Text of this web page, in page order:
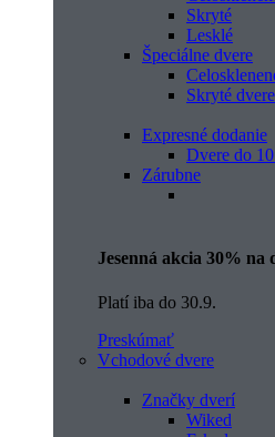
Skryté
Lesklé
Špeciálne dvere
Skryté dvere
Expresné dodanie
Dvere do
Zárubne
Jesenná akcia 30% na
Platí iba do 30.9.
Preskúmať
Vchodové dvere
Značky dverí
Wiked